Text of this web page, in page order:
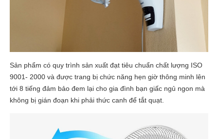
Sản phẩm có quy trình sản xuất đạt tiêu chuẩn chất lượng ISO
9001- 2000 và được trang bị chức năng hẹn giờ thông minh lên
tới 8 tiếng đảm bảo đem lại cho gia đình bạn giấc ngủ ngon mà
không bị gián đoạn khi phải thức canh để tắt quạt.